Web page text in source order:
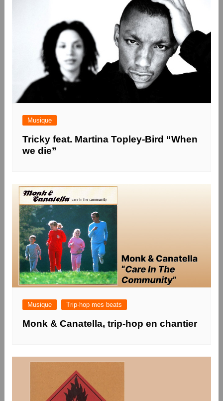
Musique
Tricky feat. Martina Topley-Bird “When
we die”
Musique Trip-hop mes beats
Monk & Canatella, trip-hop en chantier